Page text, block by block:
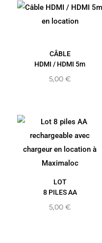
CÂBLE
HDMI / HDMI 5m
5,00 €
LOT
8 PILES AA
5,00 €